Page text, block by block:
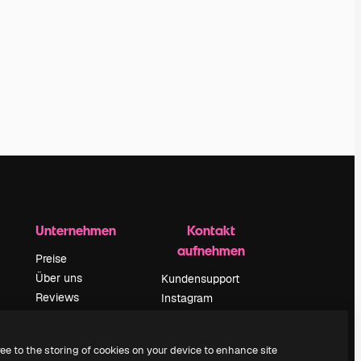
Unternehmen
Preise
Über uns
Reviews
Blog
Kontakt
aufnehmen
Kundensupport
Instagram
TikTok
to the storing of cookies on your device to enhance site